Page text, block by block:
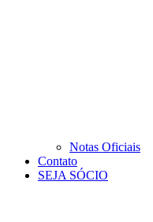
Notas Oficiais
Contato
SEJA SÓCIO